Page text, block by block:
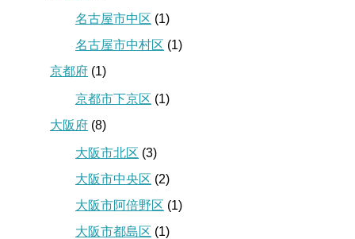
名古屋市中区 (1)
名古屋市中村区 (1)
京都府 (1)
京都市下京区 (1)
大阪府 (8)
大阪市北区 (3)
大阪市中央区 (2)
大阪市阿倍野区 (1)
大阪市都島区 (1)